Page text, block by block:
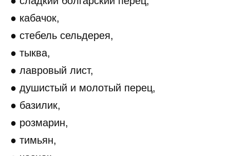
● кабачок,
● стебель сельдерея,
● тыква,
● лавровый лист,
● душистый и молотый перец,
● базилик,
● розмарин,
● тимьян,